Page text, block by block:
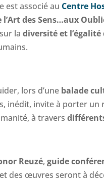
est associé au Centre
l’Art des Sens…aux
sur la diversité et l’égalité
lors d’unebalade
inédit, invite à porter un
à travers
Reuzé, guide
des œuvres seront à